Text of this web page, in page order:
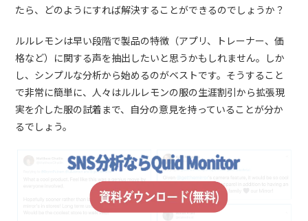
たら、どのようにすれば解決することができるのでしょうか？
ルルレモンは早い段階で製品の特徴（アプリ、トレーナー、価
格など）に関する声を抽出したいと思うかもしれません。しか
し、シンプルな分析から始めるのがベストです。そうすること
で非常に簡単に、人々はルルレモンの服の生涯割引から拡張現
実を介した服の試着まで、自分の意見を持っていることが分か
るでしょう。